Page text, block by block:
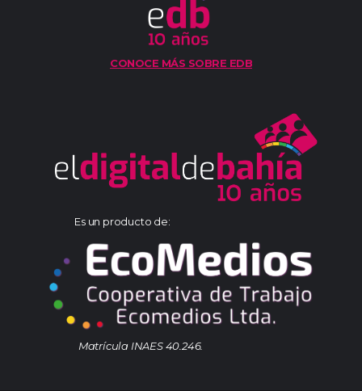
CONOCE MÁS SOBRE EDB
Es un producto de:
Matrícula INAES 40.246.